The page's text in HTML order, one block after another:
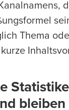
Thema
bleiben